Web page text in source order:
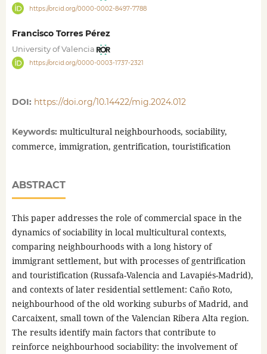
https://orcid.org/0000-0002-8497-7788
Francisco Torres Pérez
University of Valencia
https://orcid.org/0000-0003-1737-2321
DOI: https://doi.org/10.14422/mig.2024.012
Keywords: multicultural neighbourhoods, sociability,
commerce, immigration, gentrification, touristification
ABSTRACT
This paper addresses the role of commercial space in the
dynamics of sociability in local multicultural contexts,
comparing neighbourhoods with a long history of
immigrant settlement, but with processes of gentrification
and touristification (Russafa-Valencia and Lavapiés-Madrid),
and contexts of later residential settlement: Caño Roto,
neighbourhood of the old working suburbs of Madrid, and
Carcaixent, small town of the Valencian Ribera Alta region.
The results identify main factors that contribute to
reinforce neighbourhood sociability: the involvement of